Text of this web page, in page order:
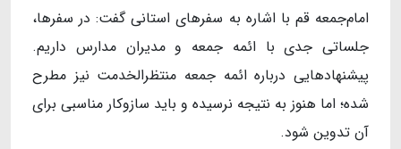
امام‌جمعه قم با اشاره به سفرهای استانی گفت: در سفرها،
جلساتی جدی با ائمه جمعه و مدیران مدارس داریم.
پیشنهادهایی درباره ائمه جمعه منتظرالخدمت نیز مطرح
شده؛ اما هنوز به نتیجه نرسیده و باید سازوکار مناسبی برای
آن تدوین شود.